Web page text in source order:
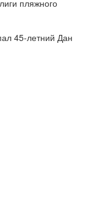
пляжного
45-летний Дан